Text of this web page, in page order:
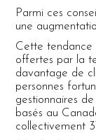
Parmi ces
une
Cette tendance
offertes par la
davantage de
personnes
gestionnaires
basés au
collectivement